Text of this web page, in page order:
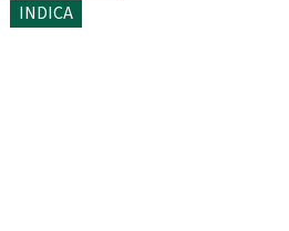
INDICA